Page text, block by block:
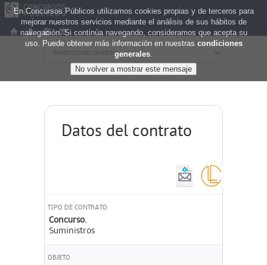
Datos del contrato
TIPO DE CONTRATO
Concurso.
Suministros
OBJETO
En Concursos Públicos utilizamos cookies propias y de terceros para
mejorar nuestros servicios mediante el análisis de sus hábitos de
navegación. Si continúa navegando, consideramos que acepta su
uso. Puede obtener más información en nuestras condiciones
generales.